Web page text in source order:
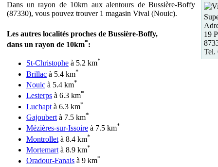
Dans un rayon de 10km aux alentours de Bussière-Boffy
(87330), vous pouvez trouver 1 magasin Vival (Nouic).
Les autres localités proches de Bussière-Boffy,
dans un rayon de 10km*:
St-Christophe à 5.2 km*
Brillac à 5.4 km*
Nouic à 5.4 km*
Lesterps à 6.3 km*
Luchapt à 6.3 km*
Gajoubert à 7.5 km*
Mézières-sur-Issoire à 7.5 km*
Montrollet à 8.4 km*
Mortemart à 8.9 km*
Oradour-Fanais à 9 km*
19
Tel.